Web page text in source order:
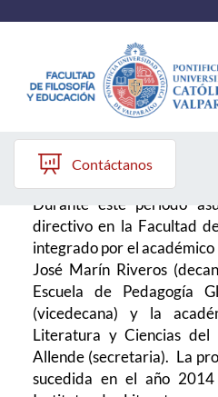
Quiénes somos
Líneas de trabajo 2025-2028
Historia
Proyecto Conocimientos 2030
Reportes
Contáctanos
2012 –
Durante este periodo
directivo en la Facultad
integrado por el
José Marín Riveros
Escuela de Pedagogía
(vicedecana) y la
Literatura y Ciencias del
Allende (secretaria). La
sucedida en el año